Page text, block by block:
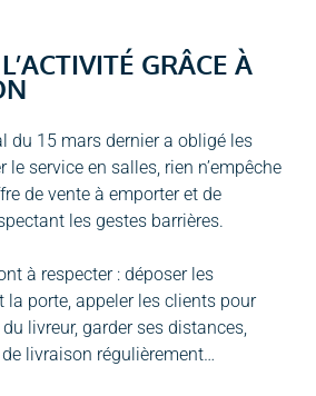
GRÂCE À
du 15 mars dernier a obligé les
le service en salles, rien n’empêche
de vente à emporter et de
les gestes barrières.
à respecter : déposer les
porte, appeler les clients pour
du livreur, garder ses distances,
livraison régulièrement…